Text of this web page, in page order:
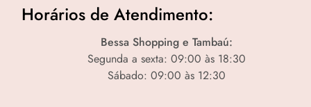
Horários de Atendimento:
Bessa Shopping e Tambaú:
Segunda a sexta: 09:00 às 18:30
Sábado: 09:00 às 12:30